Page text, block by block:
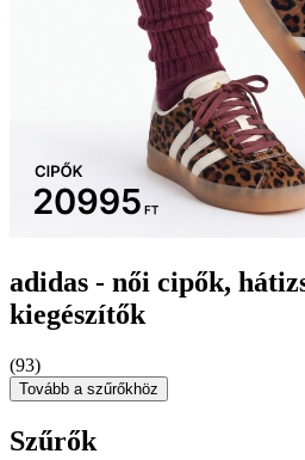
adidas - női cipők,
kiegészítők
(93)
Tovább a szűrőkhöz
Szűrők